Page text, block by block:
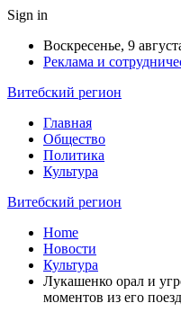
Sign in
Воскресенье, 9
Реклама и
Витебский регион
Главная
Общество
Политика
Культура
Витебский регион
Home
Новости
Культура
Лукашенко орал и
моментов из его